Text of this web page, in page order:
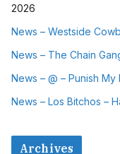
2026
News – Westside
News – The Chain
News – @ – Punish My
News – Los Bitchos –
Archives